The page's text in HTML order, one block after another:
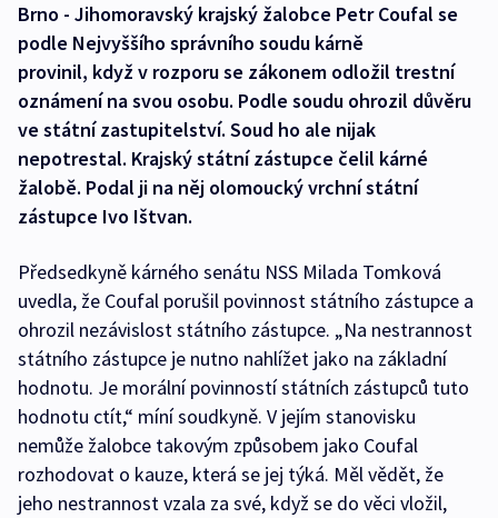
Brno - Jihomoravský krajský žalobce Petr Coufal se
podle Nejvyššího správního soudu kárně
provinil, když v rozporu se zákonem odložil trestní
oznámení na svou osobu. Podle soudu ohrozil důvěru
ve státní zastupitelství. Soud ho ale nijak
nepotrestal. Krajský státní zástupce čelil kárné
žalobě. Podal ji na něj olomoucký vrchní státní
zástupce Ivo Ištvan.
Předsedkyně kárného senátu NSS Milada Tomková
uvedla, že Coufal porušil povinnost státního zástupce a
ohrozil nezávislost státního zástupce. „Na nestrannost
státního zástupce je nutno nahlížet jako na základní
hodnotu. Je morální povinností státních zástupců tuto
hodnotu ctít,“ míní soudkyně. V jejím stanovisku
nemůže žalobce takovým způsobem jako Coufal
rozhodovat o kauze, která se jej týká. Měl vědět, že
jeho nestrannost vzala za své, když se do věci vložil,